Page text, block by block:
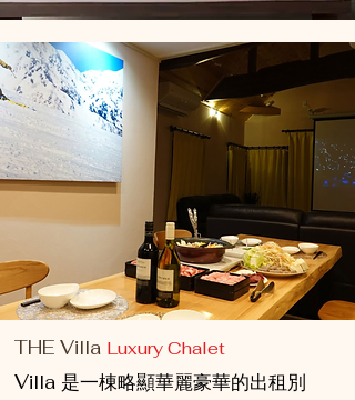
THE Villa Luxury Chalet
Villa 是一棟略顯華麗豪華的出租別